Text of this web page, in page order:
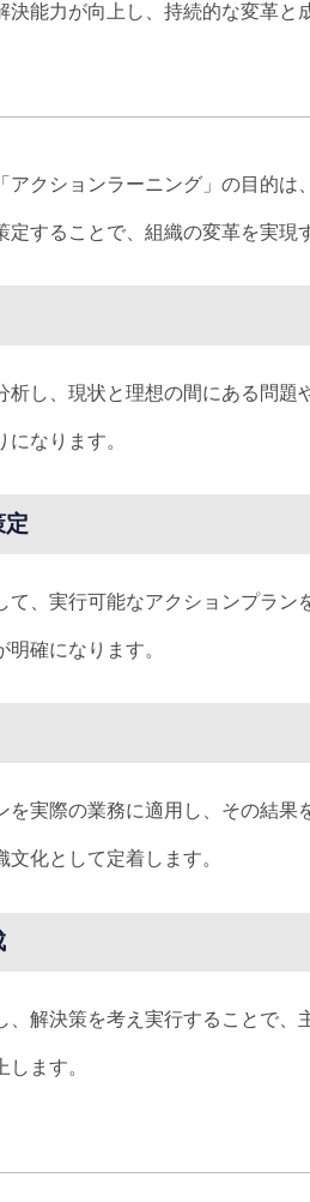
能力が向上し、持続的な変革と
アクションラーニング」の目的
することで、組織の変革を実現
析し、現状と理想の間にある問
なります。
定
て、実行可能なアクションプラ
確になります。
を実際の業務に適用し、その結
化として定着します。
、解決策を考え実行することで
ます。